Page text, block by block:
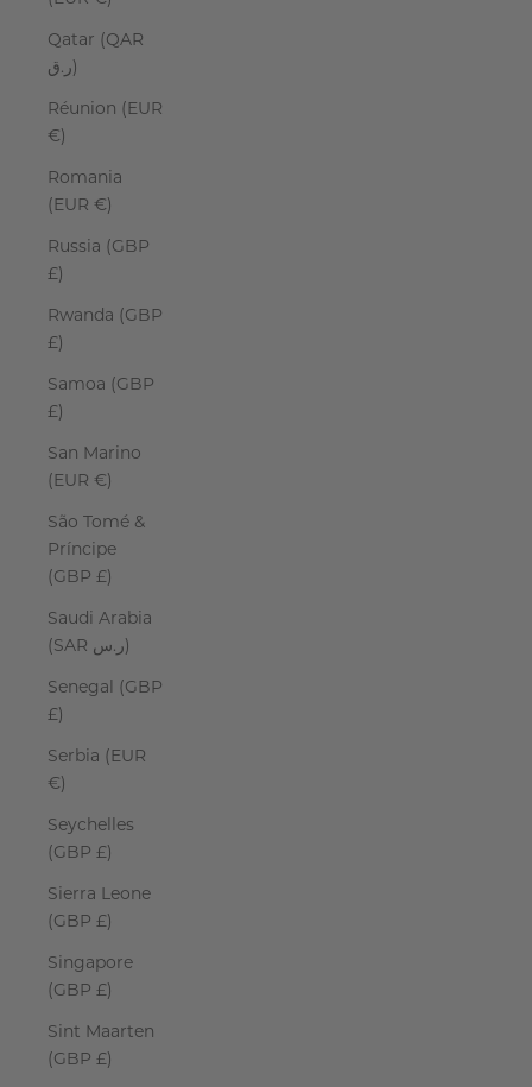
Qatar (QAR
ر.ق)
Réunion (EUR
€)
Romania
(EUR €)
Russia (GBP
£)
Rwanda (GBP
£)
Samoa (GBP
£)
San Marino
(EUR €)
São Tomé &
Príncipe
(GBP £)
Saudi Arabia
(SAR ر.س)
Senegal (GBP
£)
Serbia (EUR
€)
Seychelles
(GBP £)
Sierra Leone
(GBP £)
Singapore
(GBP £)
Sint Maarten
(GBP £)